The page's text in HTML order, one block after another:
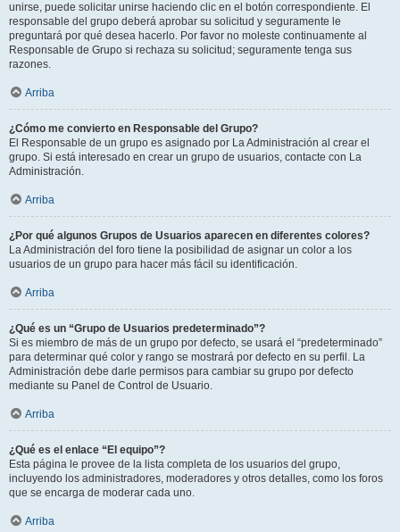
unirse, puede solicitar unirse haciendo clic en el botón correspondiente. El
responsable del grupo deberá aprobar su solicitud y seguramente le
preguntará por qué desea hacerlo. Por favor no moleste continuamente al
Responsable de Grupo si rechaza su solicitud; seguramente tenga sus
razones.
Arriba
¿Cómo me convierto en Responsable del Grupo?
El Responsable de un grupo es asignado por La Administración al crear el
grupo. Si está interesado en crear un grupo de usuarios, contacte con La
Administración.
Arriba
¿Por qué algunos Grupos de Usuarios aparecen en diferentes colores?
La Administración del foro tiene la posibilidad de asignar un color a los
usuarios de un grupo para hacer más fácil su identificación.
Arriba
¿Qué es un “Grupo de Usuarios predeterminado”?
Si es miembro de más de un grupo por defecto, se usará el “predeterminado”
para determinar qué color y rango se mostrará por defecto en su perfil. La
Administración debe darle permisos para cambiar su grupo por defecto
mediante su Panel de Control de Usuario.
Arriba
¿Qué es el enlace “El equipo”?
Esta página le provee de la lista completa de los usuarios del grupo,
incluyendo los administradores, moderadores y otros detalles, como los foros
que se encarga de moderar cada uno.
Arriba